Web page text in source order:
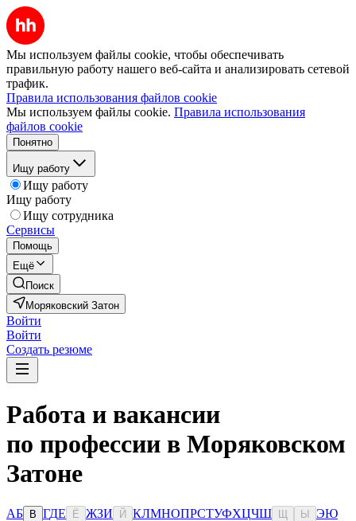
Мы используем файлы cookie, чтобы обеспечивать
правильную работу нашего веб-сайта и анализировать сетевой
трафик.
Правила использования файлов cookie
Мы используем файлы cookie. Правила использования
файлов cookie
Понятно
Ищу работу
Ищу работу
Ищу работу
Ищу сотрудника
Сервисы
Помощь
Ещё
Поиск
Моряковский Затон
Войти
Войти
Создать резюме
Работа и вакансии
по профессии в Моряковском
Затоне
АБ В ГДЕ Ё ЖЗИ Й КЛМНОПРСТУФХЦЧШ Ы ЭЮ